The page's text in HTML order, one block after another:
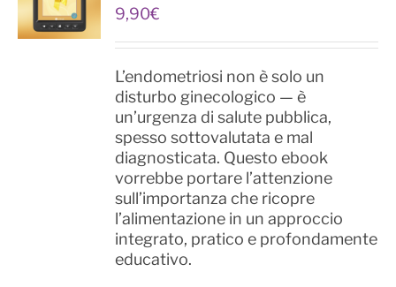
9,90€
L’endometriosi non è solo un
disturbo ginecologico — è
un’urgenza di salute pubblica,
spesso sottovalutata e mal
diagnosticata. Questo ebook
vorrebbe portare l’attenzione
sull’importanza che ricopre
l’alimentazione in un approccio
integrato, pratico e profondamente
educativo.